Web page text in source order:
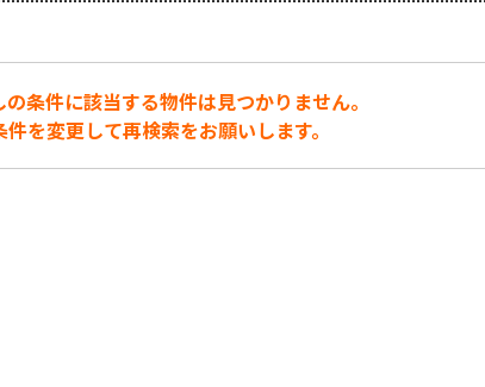
の条件に該当する物件は見つかりません。
件を変更して再検索をお願いします。